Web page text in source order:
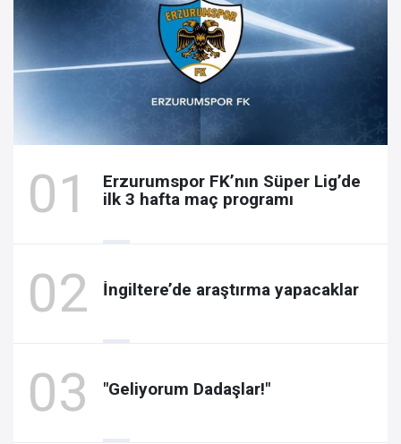
Erzurumspor FK’nın Süper Lig’de
ilk 3 hafta maç programı
İngiltere’de araştırma yapacaklar
"Geliyorum Dadaşlar!"